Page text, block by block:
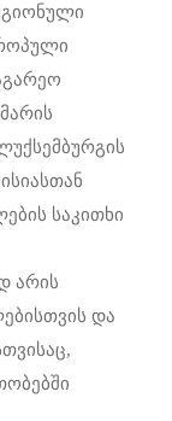
საკითხი
არის
და